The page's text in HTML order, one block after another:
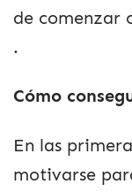
de comenzar
.
Cómo
En las
motivarse